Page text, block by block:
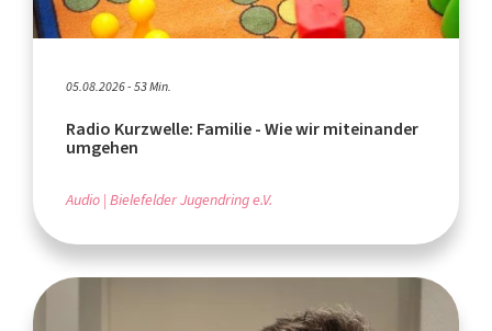
05.08.2026 - 53 Min.
Radio Kurzwelle: Familie - Wie wir miteinander
umgehen
Audio Bielefelder Jugendring e.V.